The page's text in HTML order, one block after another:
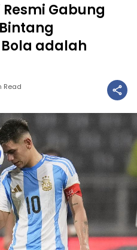
Gabung
adalah
Read